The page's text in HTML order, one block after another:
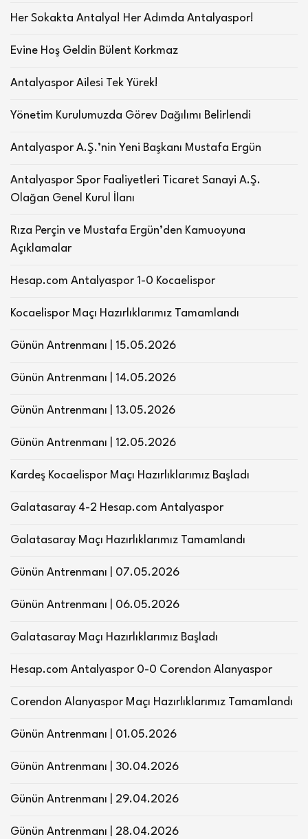
Her Sokakta Antalya! Her Adımda Antalyaspor!
Evine Hoş Geldin Bülent Korkmaz
Antalyaspor Ailesi Tek Yürek!
Yönetim Kurulumuzda Görev Dağılımı Belirlendi
Antalyaspor A.Ş.’nin Yeni Başkanı Mustafa Ergün
Antalyaspor Spor Faaliyetleri Ticaret Sanayi A.Ş.
Olağan Genel Kurul İlanı
Rıza Perçin ve Mustafa Ergün’den Kamuoyuna
Açıklamalar
Hesap.com Antalyaspor 1-0 Kocaelispor
Kocaelispor Maçı Hazırlıklarımız Tamamlandı
Günün Antrenmanı | 15.05.2026
Günün Antrenmanı | 14.05.2026
Günün Antrenmanı | 13.05.2026
Günün Antrenmanı | 12.05.2026
Kardeş Kocaelispor Maçı Hazırlıklarımız Başladı
Galatasaray 4-2 Hesap.com Antalyaspor
Galatasaray Maçı Hazırlıklarımız Tamamlandı
Günün Antrenmanı | 07.05.2026
Günün Antrenmanı | 06.05.2026
Galatasaray Maçı Hazırlıklarımız Başladı
Hesap.com Antalyaspor 0-0 Corendon Alanyaspor
Corendon Alanyaspor Maçı Hazırlıklarımız Tamamlandı
Günün Antrenmanı | 01.05.2026
Günün Antrenmanı | 30.04.2026
Günün Antrenmanı | 29.04.2026
Günün Antrenmanı | 28.04.2026